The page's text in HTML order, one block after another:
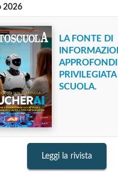
2026
LA FONTE DI
SCUOLA.
Leggi la rivista